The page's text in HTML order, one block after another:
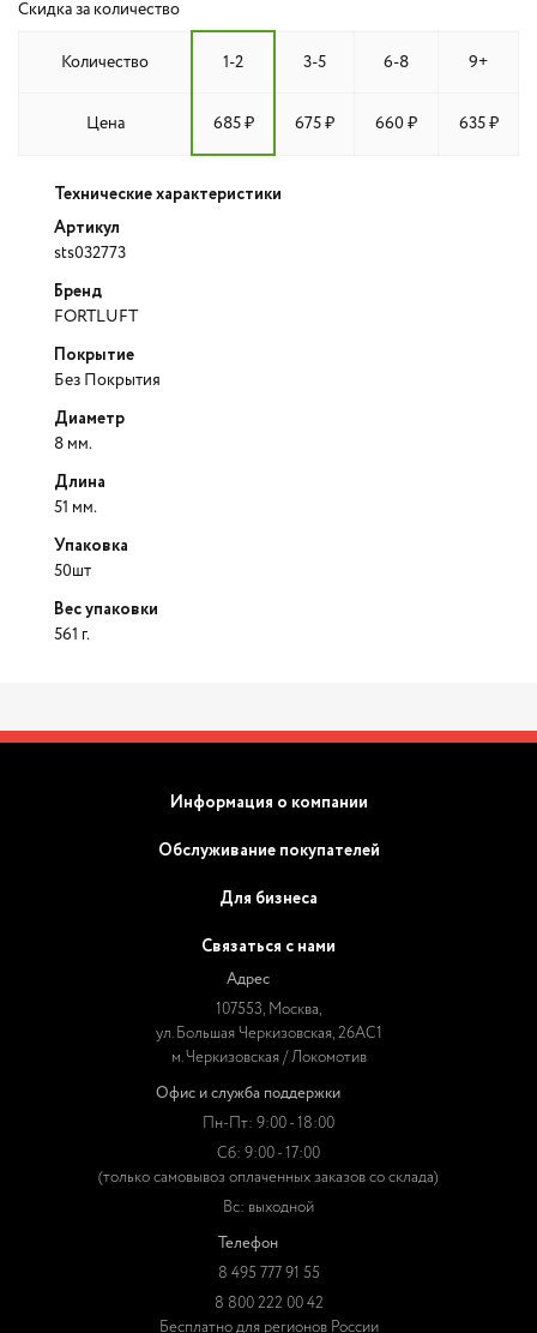
Скидка за количество
Количество 1-2 3-5 6-8 9+
Цена 685 ₽ 675 ₽ 660 ₽ 635 ₽
Технические характеристики
Артикул
sts032773
Бренд
FORTLUFT
Покрытие
Без Покрытия
Диаметр
8 мм.
Длина
51 мм.
Упаковка
50шт
Вес упаковки
561 г.
Информация о компании
Обслуживание покупателей
Для бизнеса
Связаться с нами
Адрес
107553, Москва,
ул. Большая Черкизовская, 26АС1
м. Черкизовская / Локомотив
Офис и служба поддержки
Пн-Пт: 9:00 - 18:00
Сб: 9:00 - 17:00
(только самовывоз оплаченных заказов со склада)
Вс: выходной
Телефон
8 495 777 91 55
8 800 222 00 42
Бесплатно для регионов России